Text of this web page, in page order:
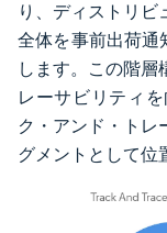
り、ディストリ
全体を事前出荷通
します。この階層
レーサビリティ
ク・アンド・トレ
グメントとして位